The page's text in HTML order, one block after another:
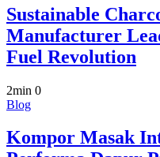
Sustainable
Manufacturer
Fuel Revolution
2min 0
Blog
Kompor Masak